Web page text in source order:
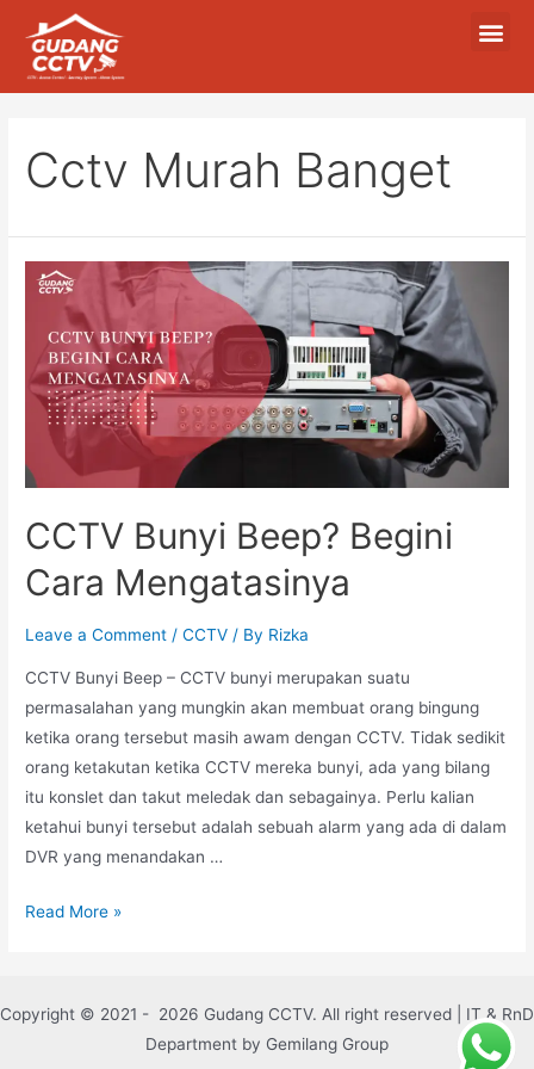
Cctv Murah Banget
CCTV Bunyi Beep? Begini
Cara Mengatasinya
Leave a Comment /CCTV / By Rizka
CCTV Bunyi Beep – CCTV bunyi merupakan suatu
permasalahan yang mungkin akan membuat orang bingung
ketika orang tersebut masih awam dengan CCTV. Tidak sedikit
orang ketakutan ketika CCTV mereka bunyi, ada yang bilang
itu konslet dan takut meledak dan sebagainya. Perlu kalian
ketahui bunyi tersebut adalah sebuah alarm yang ada di dalam
DVR yang menandakan …
Read More »
Copyright © 2021 - 2026 Gudang CCTV. All right reserved | IT & RnD
Department by Gemilang Group